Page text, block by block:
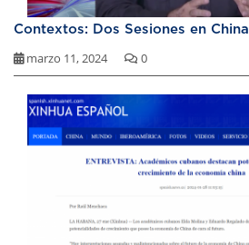
Contextos: Dos Sesiones en China
marzo 11, 2024 0